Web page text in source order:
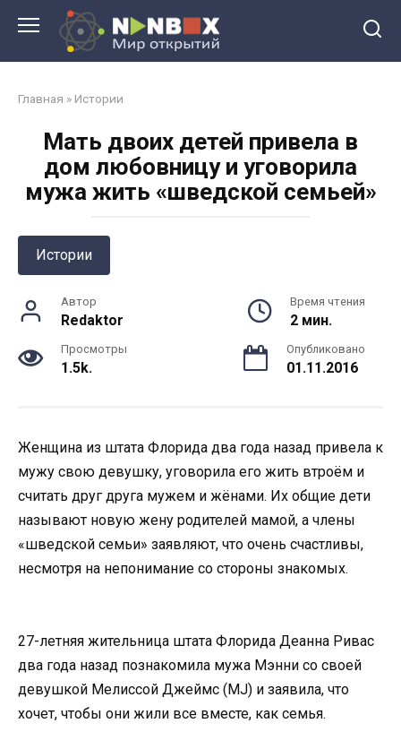
Главная » Истории
Мать двоих детей привела в
дом любовницу и уговорила
мужа жить «шведской семьей»
Истории
Автор
Redaktor
Время чтения
2 мин.
Просмотры
1.5k.
Опубликовано
01.11.2016
Женщина из штата Флорида два года назад привела к
мужу свою девушку, уговорила его жить втроём и
считать друг друга мужем и жёнами. Их общие дети
называют новую жену родителей мамой, а члены
«шведской семьи» заявляют, что очень счастливы,
несмотря на непонимание со стороны знакомых.
27-летняя жительница штата Флорида Деанна Ривас
два года назад познакомила мужа Мэнни со своей
девушкой Мелиссой Джеймс (MJ) и заявила, что
хочет, чтобы они жили все вместе, как семья.